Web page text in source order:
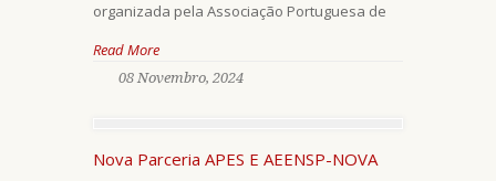
organizada pela Associação Portuguesa de
Read More
08 Novembro, 2024
Nova Parceria APES E AEENSP-NOVA